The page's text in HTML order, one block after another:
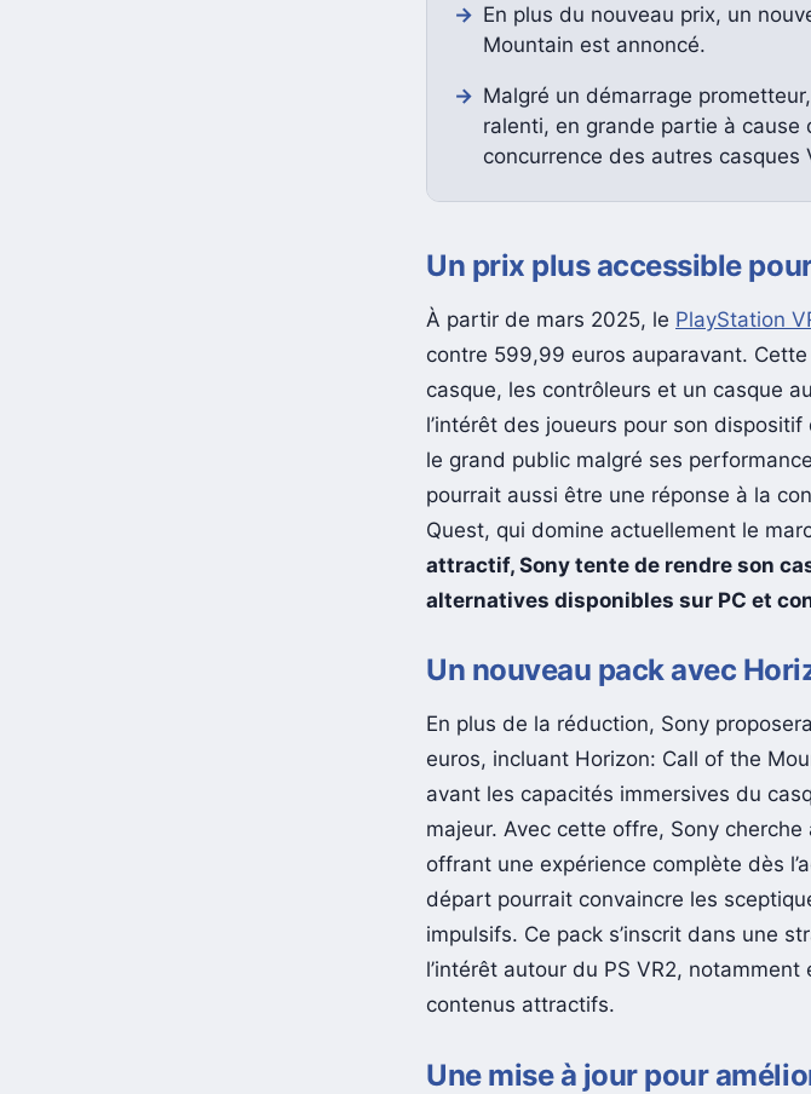
En plus du nouveau prix, un
Mountain est annoncé.
Malgré un démarrage
ralenti, en grande partie à
concurrence des autres casques
Un prix plus accessible
À partir de mars 2025, le PlayStation
contre 599,99 euros auparavant.
casque, les contrôleurs et un casque
l’intérêt des joueurs pour son
le grand public malgré ses
pourrait aussi être une réponse à la
Quest, qui domine actuellement le
attractif, Sony tente de rendre son
alternatives disponibles sur PC et
Un nouveau pack avec
En plus de la réduction, Sony
euros, incluant Horizon: Call of the
avant les capacités immersives du
majeur. Avec cette offre, Sony
offrant une expérience complète dès
départ pourrait convaincre les
impulsifs. Ce pack s’inscrit dans une
l’intérêt autour du PS VR2,
contenus attractifs.
Une mise à jour pour